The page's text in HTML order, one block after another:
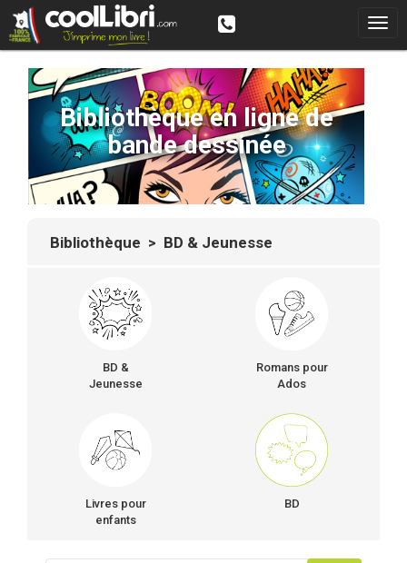
Bibliothèque en ligne de
bande dessinée
Bibliothèque > BD & Jeunesse
BD &
Jeunesse
Romans pour
Ados
Livres pour
enfants
BD